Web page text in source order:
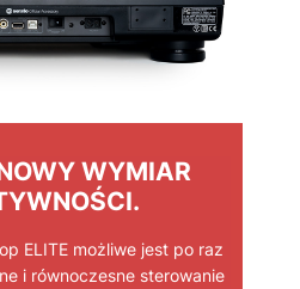
WYMIAR
ELITE możliwe jest po raz
i równoczesne sterowanie